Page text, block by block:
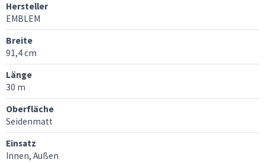
Hersteller
EMBLEM
Breite
91,4 cm
Länge
30 m
Oberfläche
Seidenmatt
Einsatz
Innen, Außen